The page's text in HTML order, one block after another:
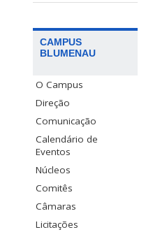
CAMPUS
BLUMENAU
O Campus
Direção
Comunicação
Calendário de
Eventos
Núcleos
Comitês
Câmaras
Licitações